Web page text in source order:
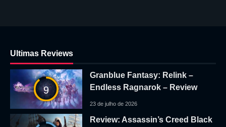
Ultimas Reviews
9
Granblue Fantasy: Relink –
Endless Ragnarok – Review
23 de julho de 2026
Review: Assassin’s Creed Black